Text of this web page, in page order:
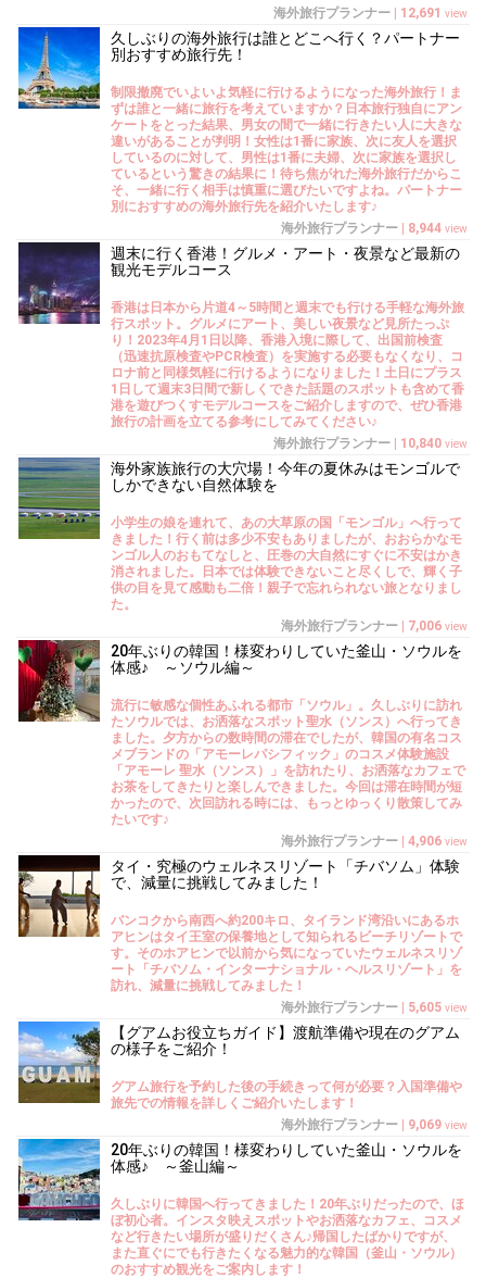
海外旅行プランナー
12,691 view
久しぶりの海外旅行は誰とどこへ行く？パートナー
別おすすめ旅行先！
制限撤廃でいよいよ気軽に行けるようになった海外旅行！ま
ずは誰と一緒に旅行を考えていますか？日本旅行独自にアン
ケートをとった結果、男女の間で一緒に行きたい人に大きな
違いがあることが判明！女性は1番に家族、次に友人を選択
しているのに対して、男性は1番に夫婦、次に家族を選択し
ているという驚きの結果に！待ち焦がれた海外旅行だからこ
そ、一緒に行く相手は慎重に選びたいですよね。パートナー
別におすすめの海外旅行先を紹介いたします♪
海外旅行プランナー
8,944 view
週末に行く香港！グルメ・アート・夜景など最新の
観光モデルコース
香港は日本から片道4～5時間と週末でも行ける手軽な海外旅
行スポット。グルメにアート、美しい夜景など見所たっぷ
り！2023年4月1日以降、香港入境に際して、出国前検査
（迅速抗原検査やPCR検査）を実施する必要もなくなり、コ
ロナ前と同様気軽に行けるようになりました！土日にプラス
1日して週末3日間で新しくできた話題のスポットも含めて香
港を遊びつくすモデルコースをご紹介しますので、ぜひ香港
旅行の計画を立てる参考にしてみてください♪
海外旅行プランナー
10,840 view
海外家族旅行の大穴場！今年の夏休みはモンゴルで
しかできない自然体験を
小学生の娘を連れて、あの大草原の国「モンゴル」へ行って
きました！行く前は多少不安もありましたが、おおらかなモ
ンゴル人のおもてなしと、圧巻の大自然にすぐに不安はかき
消されました。日本では体験できないこと尽くしで、輝く子
供の目を見て感動も二倍！親子で忘れられない旅となりまし
た。
海外旅行プランナー
7,006 view
20年ぶりの韓国！様変わりしていた釜山・ソウルを
体感♪ ～ソウル編～
流行に敏感な個性あふれる都市「ソウル」。久しぶりに訪れ
たソウルでは、お洒落なスポット聖水（ソンス）へ行ってき
ました。夕方からの数時間の滞在でしたが、韓国の有名コス
メブランドの「アモーレパシフィック」のコスメ体験施設
「アモーレ 聖水（ソンス）」を訪れたり、お洒落なカフェで
お茶をしてきたりと楽しんできました。今回は滞在時間が短
かったので、次回訪れる時には、もっとゆっくり散策してみ
たいです♪
海外旅行プランナー
4,906 view
タイ・究極のウェルネスリゾート「チバソム」体験
で、減量に挑戦してみました！
バンコクから南西へ約200キロ、タイランド湾沿いにあるホ
アヒンはタイ王室の保養地として知られるビーチリゾートで
す。そのホアヒンで以前から気になっていたウェルネスリゾ
ート「チバソム・インターナショナル・ヘルスリゾート」を
訪れ、減量に挑戦してみました！
海外旅行プランナー
5,605 view
【グアムお役立ちガイド】渡航準備や現在のグアム
の様子をご紹介！
グアム旅行を予約した後の手続きって何が必要？入国準備や
旅先での情報を詳しくご紹介いたします！
海外旅行プランナー
9,069 view
20年ぶりの韓国！様変わりしていた釜山・ソウルを
体感♪ ～釜山編～
久しぶりに韓国へ行ってきました！20年ぶりだったので、ほ
ぼ初心者。インスタ映えスポットやお洒落なカフェ、コスメ
など行きたい場所が盛りだくさん♪帰国したばかりですが、
また直ぐにでも行きたくなる魅力的な韓国（釜山・ソウル）
のおすすめ観光をご案内します！